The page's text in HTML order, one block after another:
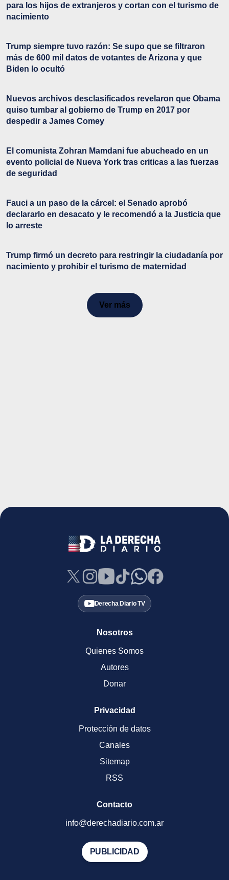
para los hijos de extranjeros y cortan con el turismo de
nacimiento
Trump siempre tuvo razón: Se supo que se filtraron
más de 600 mil datos de votantes de Arizona y que
Biden lo ocultó
Nuevos archivos desclasificados revelaron que Obama
quiso tumbar al gobierno de Trump en 2017 por
despedir a James Comey
El comunista Zohran Mamdani fue abucheado en un
evento policial de Nueva York tras criticas a las fuerzas
de seguridad
Fauci a un paso de la cárcel: el Senado aprobó
declararlo en desacato y le recomendó a la Justicia que
lo arreste
Trump firmó un decreto para restringir la ciudadanía por
nacimiento y prohibir el turismo de maternidad
Ver más
Derecha Diario TV
Nosotros
Quienes Somos
Autores
Donar
Privacidad
Protección de datos
Canales
Sitemap
RSS
Contacto
info@derechadiario.com.ar
PUBLICIDAD